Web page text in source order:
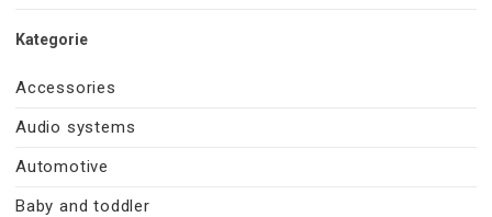
Kategorie
Accessories
Audio systems
Automotive
Baby and toddler